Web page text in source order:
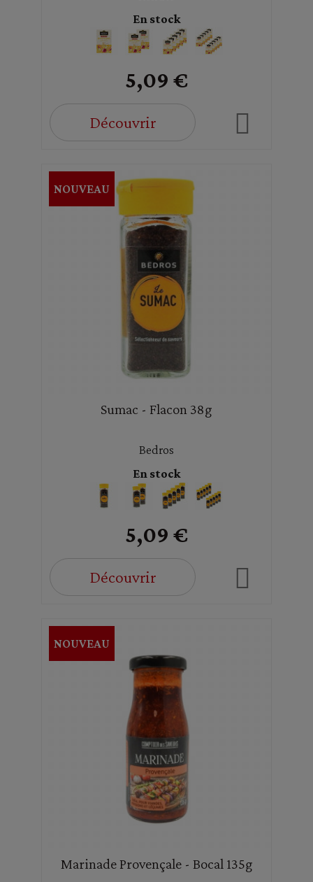
En stock
5,09 €
Découvrir
Sumac - Flacon 38g
Bedros
En stock
5,09 €
Découvrir
NOUVEAU
Marinade Provençale - Bocal 135g
NOUVEAU